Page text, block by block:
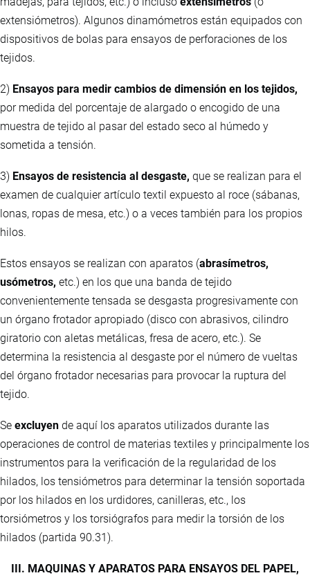
extensiómetros). Algunos dinamómetros están equipados con
dispositivos de bolas para ensayos de perforaciones de los
tejidos.
2) Ensayos para medir cambios de dimensión en los tejidos,
por medida del porcentaje de alargado o encogido de una
muestra de tejido al pasar del estado seco al húmedo y
sometida a tensión.
3) Ensayos de resistencia al desgaste, que se realizan para el
examen de cualquier artículo textil expuesto al roce (sábanas,
lonas, ropas de mesa, etc.) o a veces también para los propios
hilos.
Estos ensayos se realizan con aparatos (abrasímetros,
usómetros, etc.) en los que una banda de tejido
convenientemente tensada se desgasta progresivamente con
un órgano frotador apropiado (disco con abrasivos, cilindro
giratorio con aletas metálicas, fresa de acero, etc.). Se
determina la resistencia al desgaste por el número de vueltas
del órgano frotador necesarias para provocar la ruptura del
tejido.
Se excluyen de aquí los aparatos utilizados durante las
operaciones de control de materias textiles y principalmente los
instrumentos para la verificación de la regularidad de los
hilados, los tensiómetros para determinar la tensión soportada
por los hilados en los urdidores, canilleras, etc., los
torsiómetros y los torsiógrafos para medir la torsión de los
hilados (partida 90.31).
III. MAQUINAS Y APARATOS PARA ENSAYOS DEL PAPEL,